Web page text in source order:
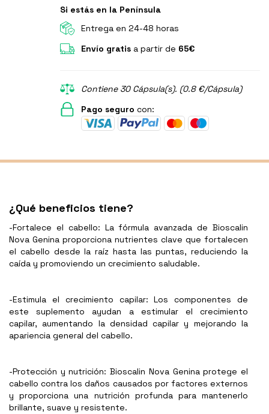
Si estás en la Península
Entrega en 24-48 horas
Envío gratis a partir de 65€
Contiene 30 Cápsula(s). (0.8 €/Cápsula)
Pago seguro con:
¿Qué beneficios tiene?
-Fortalece el cabello: La fórmula avanzada de Bioscalin
Nova Genina proporciona nutrientes clave que fortalecen
el cabello desde la raíz hasta las puntas, reduciendo la
caída y promoviendo un crecimiento saludable.
-Estimula el crecimiento capilar: Los componentes de
este suplemento ayudan a estimular el crecimiento
capilar, aumentando la densidad capilar y mejorando la
apariencia general del cabello.
-Protección y nutrición: Bioscalin Nova Genina protege el
cabello contra los daños causados por factores externos
y proporciona una nutrición profunda para mantenerlo
brillante, suave y resistente.